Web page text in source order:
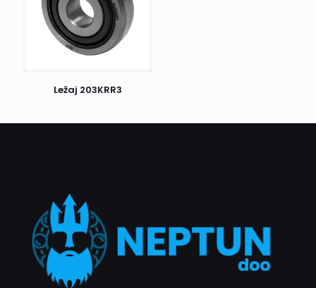
prijem i odmah nas obavestite. U suprotnom, ako je sve u
redu, potpišite prijem i uživajte u kupljenim proizvodima.
Postoji još jedan važan detalj: ako prvi pokušaj dostave ne
uspešan, pošiljka se vraća nama. Nakon toga, biće naš
Ležaj 203KRR3